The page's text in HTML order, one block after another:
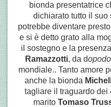
bionda presentatrice
dichiarato tutto il
potrebbe diventare
e si è detto grato alla
il sostegno e la
Ramazzotti, da d
mondiale.. Tanto amore
anche la bionda
tagliare il traguardo dei
marito Tomaso